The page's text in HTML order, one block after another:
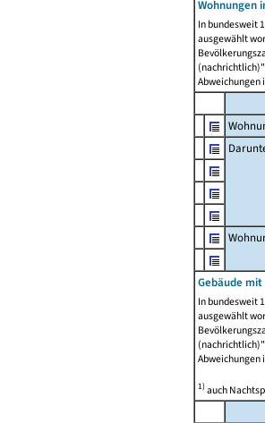
Wohnungen
In bundesweit
ausgewählt
Abweichungen
Gebäude
In bundesweit
ausgewählt
Abweichungen
1)auch